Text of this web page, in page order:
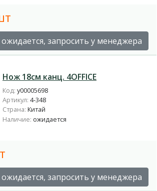
ожидается, запросить у менеджера
Нож 18см канц. 4OFFICE
Код: у00005698
Артикул: 4-348
Страна: Китай
Наличие: ожидается
ожидается, запросить у менеджера